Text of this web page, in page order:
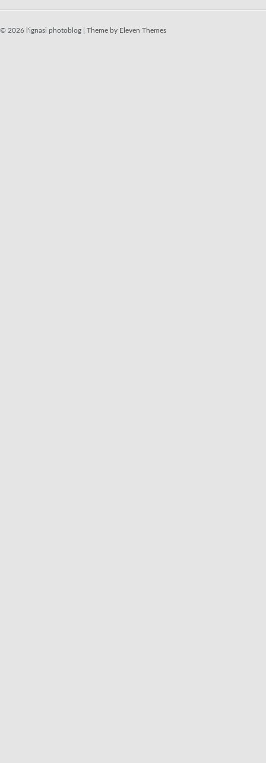
© 2026 l'ignasi photoblog | Theme by Eleven Themes